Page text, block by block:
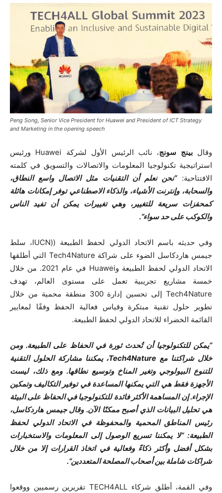
Peng Song, Senior Vice President for Huawei and President of ICT Strategy
and Marketing in the opening speech
وقالبينج سونج
، نائب الرئيس الأول لشركة Huawei ورئيس
استراتيجية تكنولوجيا المعلومات والاتصالات والتسويق في كلمته
الافتتاحية:“نحن نعلم أن التقنيات مثل الاتصال واسع النطاق،
والسحابة، وإنترنت الأشياء، والذكاء الاصطناعي توفر إمكانات هائلة
كمحفزات سريعة للتغيير، وهي تغييرات يمكن أن تفيد الناس
والكوكب على حد سواء”.
وفي حديثه باسم الاتحاد الدولي لحفظ الطبيعة ((IUCN، سلط
جيمس هاردكاسل الضوء على شراكة Tech4Nature التي أطلقها
الاتحاد الدولي لحفظ الطبيعة وHuawei في عام 2021. من خلال
خمسة مشاريع تجريبية تعمل على مستوى العالم، تهدف
Tech4Nature إلى تحسين إدارة 300 منطقة محمية من خلال
تطوير حلول تقنية مبتكرة وقياس فعالية الحفظ وفقًا لمعايير
القائمة الخضراء للاتحاد الدولي لحفظ الطبيعة.
“يمكن للتكنولوجيا أن تُحدث ثورة في الحفاظ على الطبيعة. ومن
خلال شراكتنا مع Tech4Nature، يمكننا مشاركة الحلول التقنية
للتنوع البيولوجي وتغير المناخ وتوسيع نطاقها. ومع ذلك، ليست
الأجهزة فقط هي التي يمكنها المساعدة في توفير التكاليف وتمكين
الإجراء. إن المساهمة الأكثر فائدة للتكنولوجيا في الحفاظ على البيئة
هي تحليل البيانات الذي أصبح ممكنًا الآن. وقال جيمس هاردكاسل،
رئيس المناطق المحمية والمحفوظة في الاتحاد الدولي لحفظ
الطبيعة: “لا يمكننا تسريع الوصول إلى المعلومات والاستخبارات
بشكل أفضل وأكثر ذكاءً وفعالية في اتخاذ القرارات إلا من خلال
شراكات شاملة بين أصحاب المصلحة المتعددين”.
وفي القمة، أطلق شركاء TECH4ALL تقريرين رسميين ووقعوا